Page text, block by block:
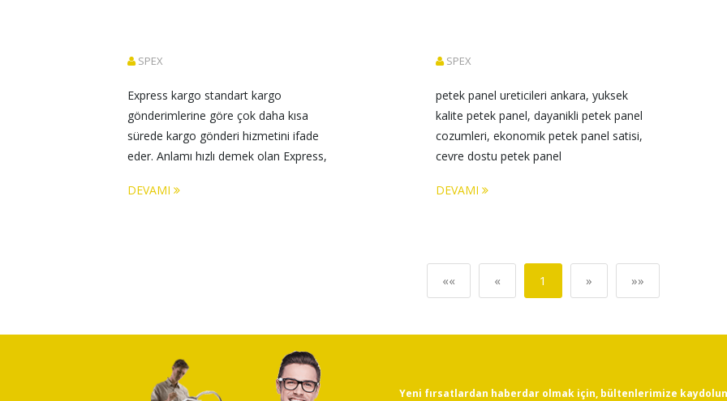
SPEX
Express kargo standart kargo
gönderimlerine göre çok daha kısa
sürede kargo gönderi hizmetini ifade
eder. Anlamı hızlı demek olan Express,
DEVAMI
SPEX
petek panel ureticileri ankara, yuksek
kalite petek panel, dayanikli petek panel
cozumleri, ekonomik petek panel satisi,
cevre dostu petek panel
DEVAMI
«« « 1 » »»
Yeni fırsatlardan haberdar olmak için, bültenlerimize